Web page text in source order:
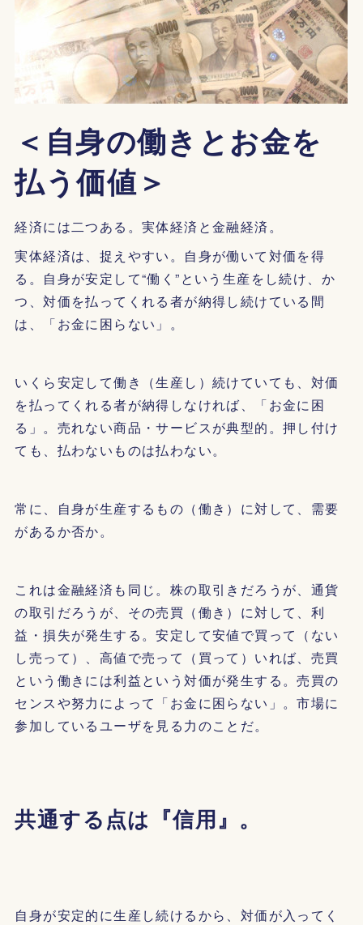
＜自身の働きとお金を
払う価値＞
経済には二つある。実体経済と金融経済。
実体経済は、捉えやすい。自身が働いて対価を得
る。自身が安定して“働く”という生産をし続け、か
つ、対価を払ってくれる者が納得し続けている間
は、「お金に困らない」。
いくら安定して働き（生産し）続けていても、対価
を払ってくれる者が納得しなければ、「お金に困
る」。売れない商品・サービスが典型的。押し付け
ても、払わないものは払わない。
常に、自身が生産するもの（働き）に対して、需要
があるか否か。
これは金融経済も同じ。株の取引きだろうが、通貨
の取引だろうが、その売買（働き）に対して、利
益・損失が発生する。安定して安値で買って（ない
し売って）、高値で売って（買って）いれば、売買
という働きには利益という対価が発生する。売買の
センスや努力によって「お金に困らない」。市場に
参加しているユーザを見る力のことだ。
共通する点は『信用』。
自身が安定的に生産し続けるから、対価が入ってく